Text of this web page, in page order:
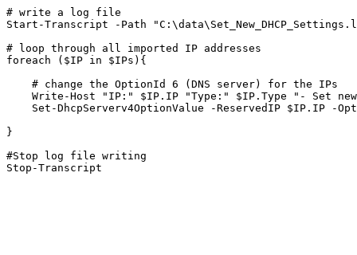
# write a log file
Start-Transcript -Path
# loop through all imported IP addresses
foreach ($IP in $IPs){
    # change the OptionId 6 (DNS server) for the IPs
Write-Host "IP:" $IP.IP "Type:" $IP.Type "- Set
Set-DhcpServerv4OptionValue -ReservedIP $IP.IP -
}
#Stop log file writing
Stop-Transcript